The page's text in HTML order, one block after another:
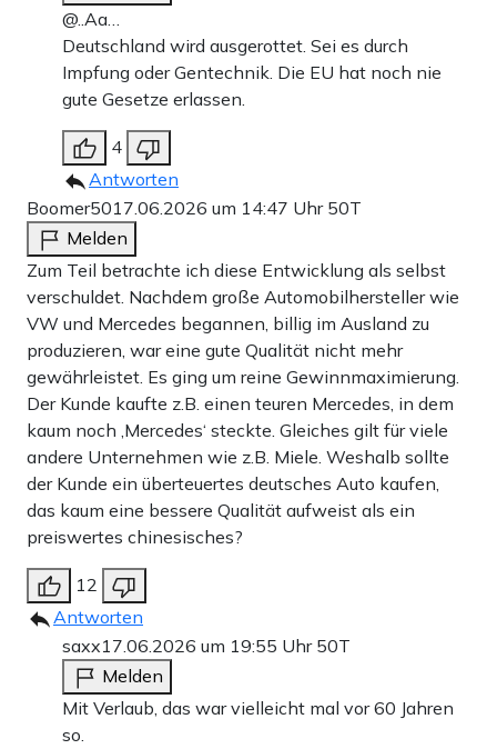
@..Aa…
Deutschland wird ausgerottet. Sei es durch
Impfung oder Gentechnik. Die EU hat noch nie
gute Gesetze erlassen.
4
Antworten
Boomer5017.06.2026 um 14:47 Uhr 50T
Melden
Zum Teil betrachte ich diese Entwicklung als selbst
verschuldet. Nachdem große Automobilhersteller wie
VW und Mercedes begannen, billig im Ausland zu
produzieren, war eine gute Qualität nicht mehr
gewährleistet. Es ging um reine Gewinnmaximierung.
Der Kunde kaufte z.B. einen teuren Mercedes, in dem
kaum noch ‚Mercedes‘ steckte. Gleiches gilt für viele
andere Unternehmen wie z.B. Miele. Weshalb sollte
der Kunde ein überteuertes deutsches Auto kaufen,
das kaum eine bessere Qualität aufweist als ein
preiswertes chinesisches?
12
Antworten
saxx17.06.2026 um 19:55 Uhr 50T
Melden
Mit Verlaub, das war vielleicht mal vor 60 Jahren
so.